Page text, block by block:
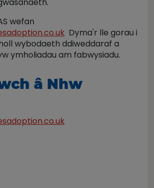
wefan
Dyma'r lle gorau i
wybodaeth ddiweddaraf a
ymholiadau am fabwysiadu.
â Nhw